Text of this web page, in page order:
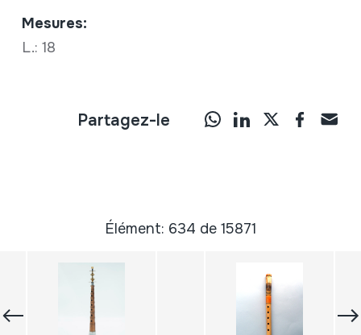
Mesures:
L.: 18
Partagez-le
Élément: 634 de 15871